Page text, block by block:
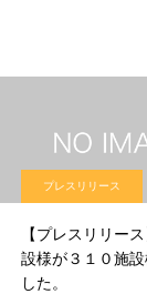
プレスリリース
【プレスリリー
設様が３１０施
した。